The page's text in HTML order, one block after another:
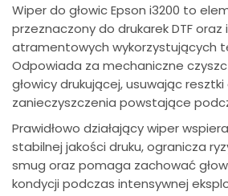
Wiper do głowic Epson i3200 to
przeznaczony do drukarek DTF
atramentowych wykorzystujących
Odpowiada za mechaniczne
głowicy drukującej, usuwając
zanieczyszczenia powstające
Prawidłowo działający wiper
stabilnej jakości druku, ogranicza
smug oraz pomaga zachować
kondycji podczas intensywnej